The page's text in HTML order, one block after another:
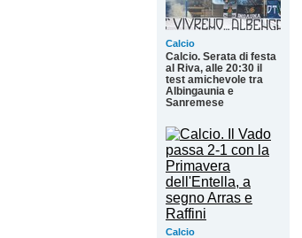
Calcio
Calcio. Serata di festa
al Riva, alle 20:30 il
test amichevole tra
Albingaunia e
Sanremese
Calcio